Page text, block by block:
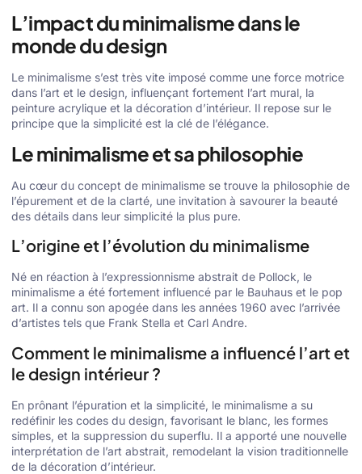
L’impact du minimalisme dans le
monde du design
Le minimalisme s’est très vite imposé comme une force motrice
dans l’art et le design, influençant fortement l’art mural, la
peinture acrylique et la décoration d’intérieur. Il repose sur le
principe que la simplicité est la clé de l’élégance.
Le minimalisme et sa philosophie
Au cœur du concept de minimalisme se trouve la philosophie de
l’épurement et de la clarté, une invitation à savourer la beauté
des détails dans leur simplicité la plus pure.
L’origine et l’évolution du minimalisme
Né en réaction à l’expressionnisme abstrait de Pollock, le
minimalisme a été fortement influencé par le Bauhaus et le pop
art. Il a connu son apogée dans les années 1960 avec l’arrivée
d’artistes tels que Frank Stella et Carl Andre.
Comment le minimalisme a influencé l’art et
le design intérieur ?
En prônant l’épuration et la simplicité, le minimalisme a su
redéfinir les codes du design, favorisant le blanc, les formes
simples, et la suppression du superflu. Il a apporté une nouvelle
interprétation de l’art abstrait, remodelant la vision traditionnelle
de la décoration d’intérieur.